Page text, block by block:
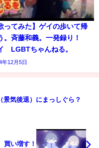
ってみた】ゲイの歩いて帰
。斉藤和義。一発録り！
LGBTちゃんねる。
年12月5日
景気後退）にまっしぐら？
い増す！